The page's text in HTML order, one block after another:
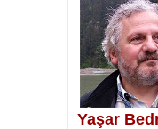
NECLA
Yaşar